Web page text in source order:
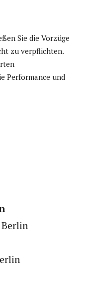
Sie die Vorzüge
zu verpflichten.
Performance und